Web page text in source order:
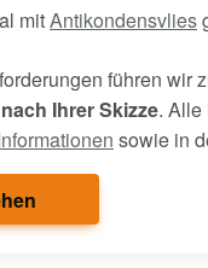
mitAntikondensvlies
führen wir
Ihrer Skizze.
sowie in